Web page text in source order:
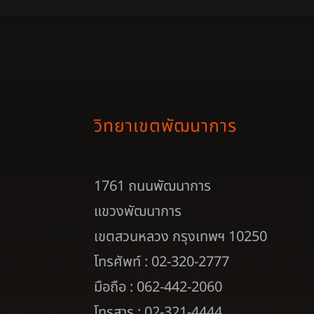
วิทยาเขตพัฒนาการ
1761 ถนนพัฒนาการ
แขวงพัฒนาการ
เขตสวนหลวง กรุงเทพฯ 10250
โทรศัพท์ : 02-320-2777
มือถือ : 062-442-2060